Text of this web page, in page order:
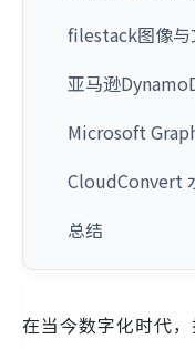
filestack图像与
亚马逊
Microsoft
CloudConvert
总结
在当今数字化时代